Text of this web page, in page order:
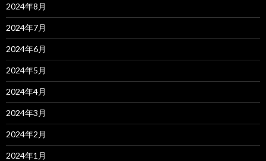
2024年8月
2024年7月
2024年6月
2024年5月
2024年4月
2024年3月
2024年2月
2024年1月